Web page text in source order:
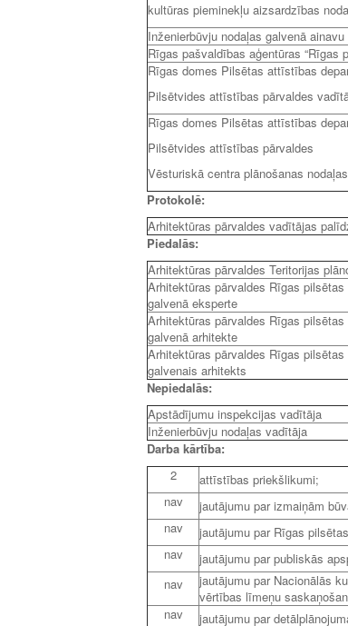
kultūras pieminekļu aizsardzības
Inženierbūvju nodaļas galvenā
Rīgas pašvaldības aģentūras “Rīgas
Rīgas domes Pilsētas attīstības
Pilsētvides attīstības pārvaldes
Rīgas domes Pilsētas attīstības
Pilsētvides attīstības pārvaldes
Vēsturiskā centra plānošanas
Protokolē:
Arhitektūras pārvaldes vadītājas
Piedalās:
Arhitektūras pārvaldes Teritorijas
Arhitektūras pārvaldes Rīgas
galvenā eksperte
Arhitektūras pārvaldes Rīgas
galvenā arhitekte
Arhitektūras pārvaldes Rīgas
galvenais arhitekts
Nepiedalās:
Apstādījumu inspekcijas vadītāja
Inženierbūvju nodaļas vadītāja
Darba kārtība:
2
attīstības priekšlikumi;
nav
jautājumu par izmaiņām
nav
jautājumu par Rīgas
nav
jautājumu par publiskās
nav
jautājumu par Nacionālās
vērtības līmeņu
nav
jautājumu par